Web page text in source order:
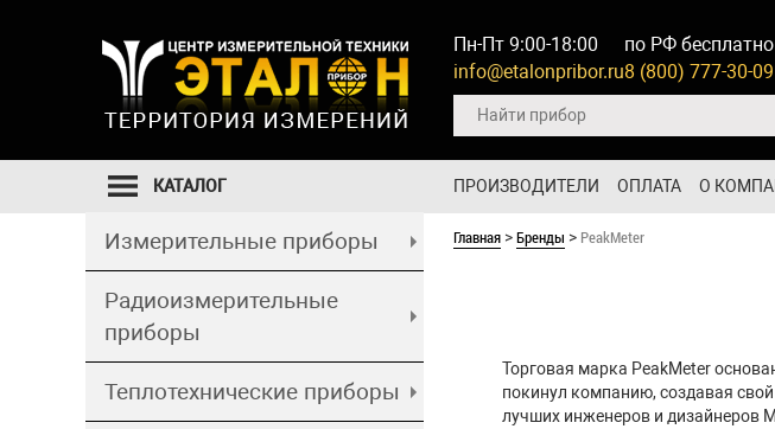
Пн-Пт 9:00-18:00
info@etalonpribor.ru
по РФ бесплатно
8 (800) 777-30-09
ПРОИЗВОДИТЕЛИ ОПЛАТА О
КАТАЛОГ
Измерительные приборы
Радиоизмерительные
приборы
Теплотехнические приборы
Главная >Бренды > PeakMeter
Торговая марка PeakMeter
покинул компанию, создавая
лучших инженеров и дизайнеров